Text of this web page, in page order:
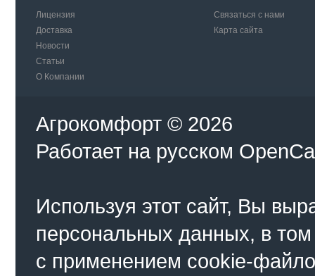
Лицензия
Доставка
Новости
Статьи
О Компании
Связаться с нами
Карта сайта
Агрокомфорт © 2026
Работает на русском
Используя этот сайт, Вы
персональных данных, в
с применением cookie-